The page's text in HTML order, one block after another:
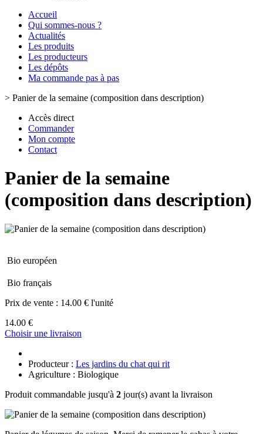
Accueil
Qui sommes-nous ?
Actualités
Les produits
Les producteurs
Les dépôts
Ma commande pas à pas
> Panier de la semaine (composition dans description)
Accès direct
Commander
Mon compte
Contact
Panier de la semaine
(composition dans description)
Bio européen
Bio français
Prix de vente : 14.00 € l'unité
14.00 €
Choisir une livraison
Producteur : Les jardins du chat qui rit
Agriculture : Biologique
Produit commandable jusqu'à 2 jour(s) avant la livraison